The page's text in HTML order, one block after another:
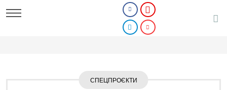
СПЕЦПРОЄКТИ